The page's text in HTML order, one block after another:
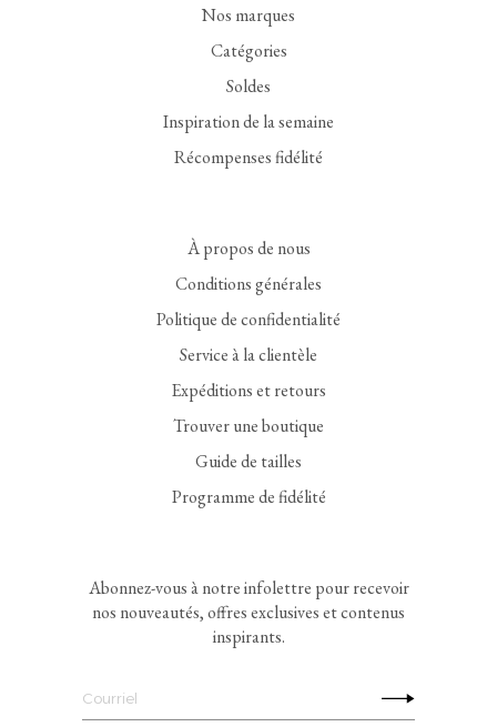
Nos marques
Catégories
Soldes
Inspiration de la semaine
Récompenses fidélité
À propos de nous
Conditions générales
Politique de confidentialité
Service à la clientèle
Expéditions et retours
Trouver une boutique
Guide de tailles
Programme de fidélité
Abonnez-vous à notre infolettre pour recevoir
nos nouveautés, offres exclusives et contenus
inspirants.